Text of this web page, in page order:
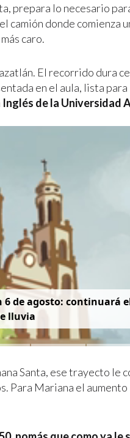
prepara lo necesario
camión donde comienza
caro.
El recorrido dura
en el aula, lista
de la Universidad
6 de agosto: continuará
lluvia
Santa, ese trayecto le
Para Mariana el